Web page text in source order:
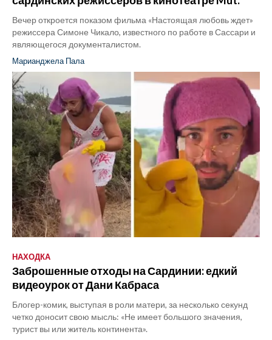
Вечер откроется показом фильма «Настоящая любовь ждет»
режиссера Симоне Чикало, известного по работе в Сассари и
являющегося документалистом.
Марианджела Пала
НАХОДКА
Заброшенные отходы на Сардинии: едкий
видеоурок от Дани Кабраса
Блогер-комик, выступая в роли матери, за несколько секунд
четко доносит свою мысль: «Не имеет большого значения,
турист вы или житель континента».